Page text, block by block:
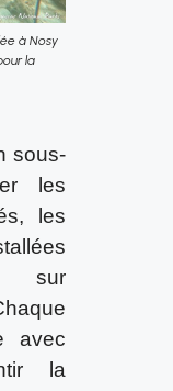
à Nosy
la
sous-
les
les
sur
avec
la